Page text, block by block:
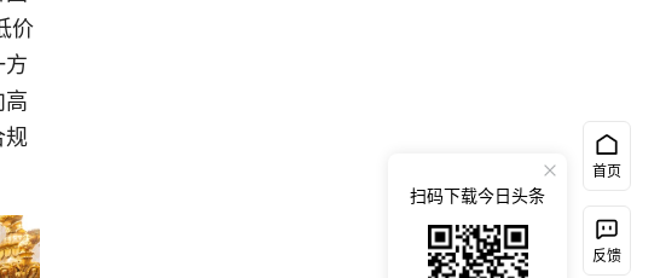
价
规
首页
反馈
扫码下载今日头条